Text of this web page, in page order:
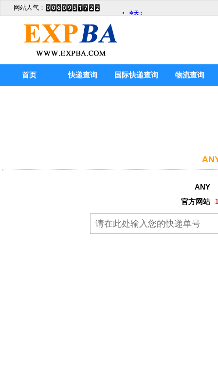
网站人气：
首页 快递查询 国际快递查询 物流查询
ANY
官方网站